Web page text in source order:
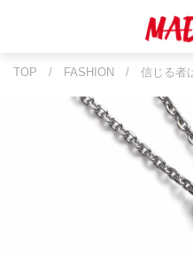
TOP / FASHION / 信じる者